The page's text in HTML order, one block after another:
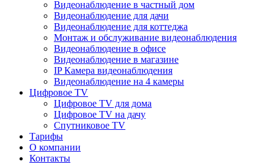
Видеонаблюдение в частный дом
Видеонаблюдение для дачи
Видеонаблюдение для коттеджа
Монтаж и обслуживание видеонаблюдения
Видеонаблюдение в офисе
Видеонаблюдение в магазине
IP Камера видеонаблюдения
Видеонаблюдение на 4 камеры
Цифровое TV
Цифровое TV для дома
Цифровое TV на дачу
Спутниковое TV
Тарифы
О компании
Контакты